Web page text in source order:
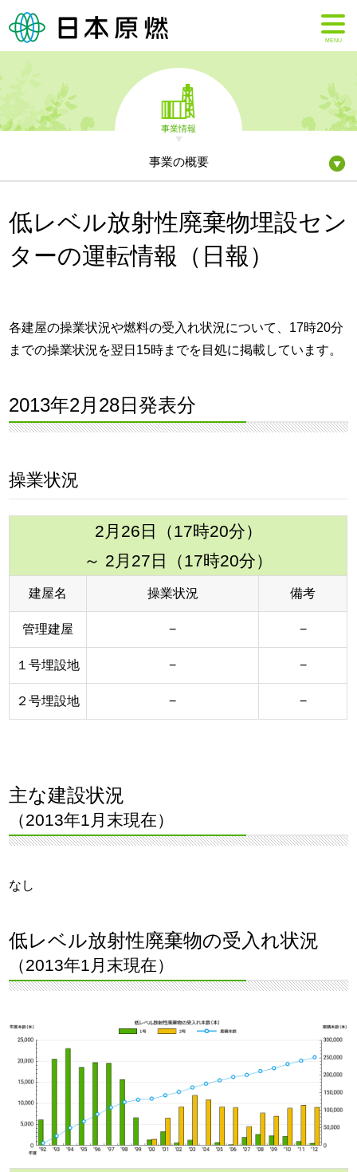
MENU
事業情報
事業の概要
低レベル放射性廃棄物埋設セン
ターの運転情報（日報）
各建屋の操業状況や燃料の受入れ状況について、17時20分
までの操業状況を翌日15時までを目処に掲載しています。
2013年2月28日発表分
操業状況
2月26日（17時20分）
～ 2月27日（17時20分）
建屋名 操業状況 備考
管理建屋 − −
１号埋設地 − −
２号埋設地 − −
主な建設状況
（2013年1月末現在）
なし
低レベル放射性廃棄物の受入れ状況
（2013年1月末現在）